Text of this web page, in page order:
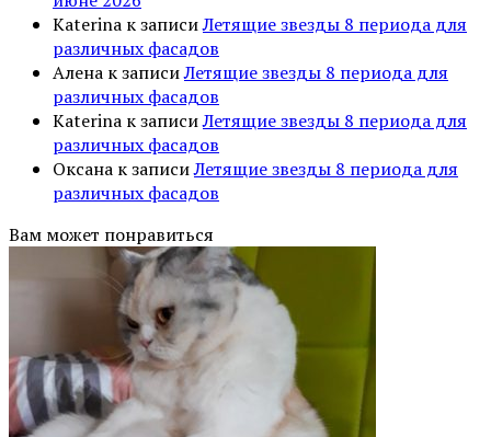
Katerina к записиЛетящие звезды 8 периода для
различных фасадов
Алена к записиЛетящие звезды 8 периода для
различных фасадов
Katerina к записиЛетящие звезды 8 периода для
различных фасадов
Оксана к записиЛетящие звезды 8 периода для
различных фасадов
Вам может понравиться